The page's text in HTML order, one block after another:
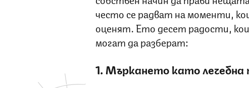
често се радват на моменти,
оценят. Ето десет радости,
могат да разберат:
1. Мъркането като лечебна